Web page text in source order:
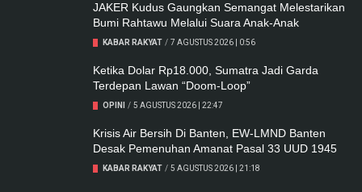
JAKER Kudus Gaungkan Semangat Melestarikan
Bumi Rahtawu Melalui Suara Anak-Anak
KABAR RAKYAT / 7 AGUSTUS 2026 | 0:56
Ketika Dolar Rp18.000, Sumatra Jadi Garda
Terdepan Lawan “Doom-Loop”
OPINI / 5 AGUSTUS 2026 | 22:47
Krisis Air Bersih Di Banten, EW-LMND Banten
Desak Pemenuhan Amanat Pasal 33 UUD 1945
KABAR RAKYAT / 5 AGUSTUS 2026 | 21:18